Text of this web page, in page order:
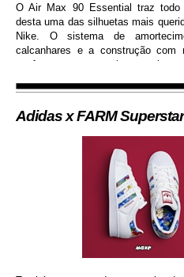
O Air Max 90 Essential traz
desta uma das silhuetas mais
Nike. O sistema de
calcanhares e a construção com
conferem ao sneaker muito
durabilidade, além de contar com
moderna...
Adidas x FARM Superstar